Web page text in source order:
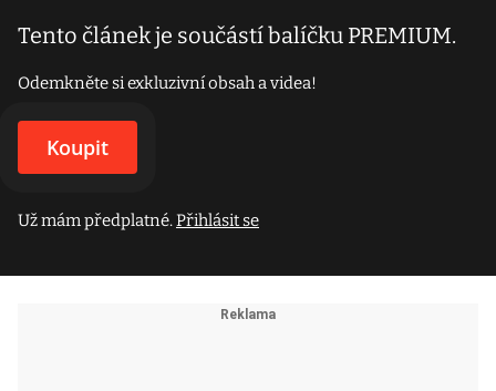
Tento článek je součástí balíčku PREMIUM.
Odemkněte si exkluzivní obsah a videa!
Koupit
Už mám předplatné.Přihlásit se